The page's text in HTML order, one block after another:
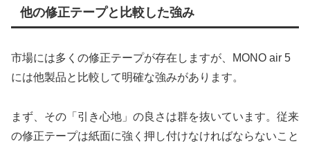
他の修正テープと比較した強み
市場には多くの修正テープが存在しますが、MONO air 5
には他製品と比較して明確な強みがあります。
まず、その「引き心地」の良さは群を抜いています。従来
の修正テープは紙面に強く押し付けなければならないこと